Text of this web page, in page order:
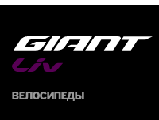
Велосипеды